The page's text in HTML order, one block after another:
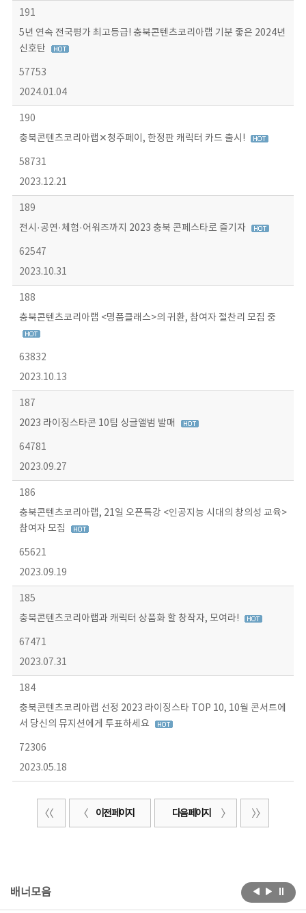
191
5년 연속 전국평가 최고등급! 충북콘텐츠코리아랩 기분 좋은 2024년
신호탄
57753
2024.01.04
190
충북콘텐츠코리아랩✕청주페이, 한정판 캐릭터 카드 출시!
58731
2023.12.21
189
전시·공연·체험·어워즈까지 2023 충북 콘페스타로 즐기자
62547
2023.10.31
188
충북콘텐츠코리아랩 <명품클래스>의 귀환, 참여자 절찬리 모집 중
63832
2023.10.13
187
2023 라이징스타콘 10팀 싱글앨범 발매
64781
2023.09.27
186
충북콘텐츠코리아랩, 21일 오픈특강 <인공지능 시대의 창의성 교육>
참여자 모집
65621
2023.09.19
185
충북콘텐츠코리아랩과 캐릭터 상품화 할 창작자, 모여라!
67471
2023.07.31
184
충북콘텐츠코리아랩 선정 2023 라이징스타 TOP 10, 10월 콘서트에
서 당신의 뮤지션에게 투표하세요
72306
2023.05.18
이전 페이지 다음 페이지
배너모음